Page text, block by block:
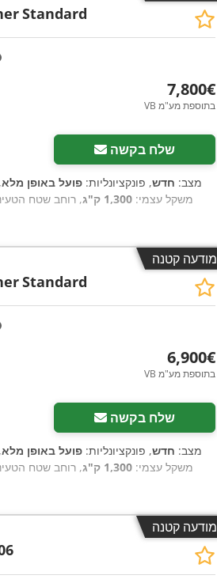
Standard
‏7,800 ‏€
VB בתוספת מע"מ
שלח בקשה
מצב: חדש, פונקציונליות: פועל באופן מלא
משקל עצמי: 1,300 ק"ג , רוחב שטח
מודעה קטנה
Standard
‏6,900 ‏€
VB בתוספת מע"מ
שלח בקשה
מצב: חדש, פונקציונליות: פועל באופן מלא
משקל עצמי: 1,300 ק"ג , רוחב שטח
מודעה קטנה